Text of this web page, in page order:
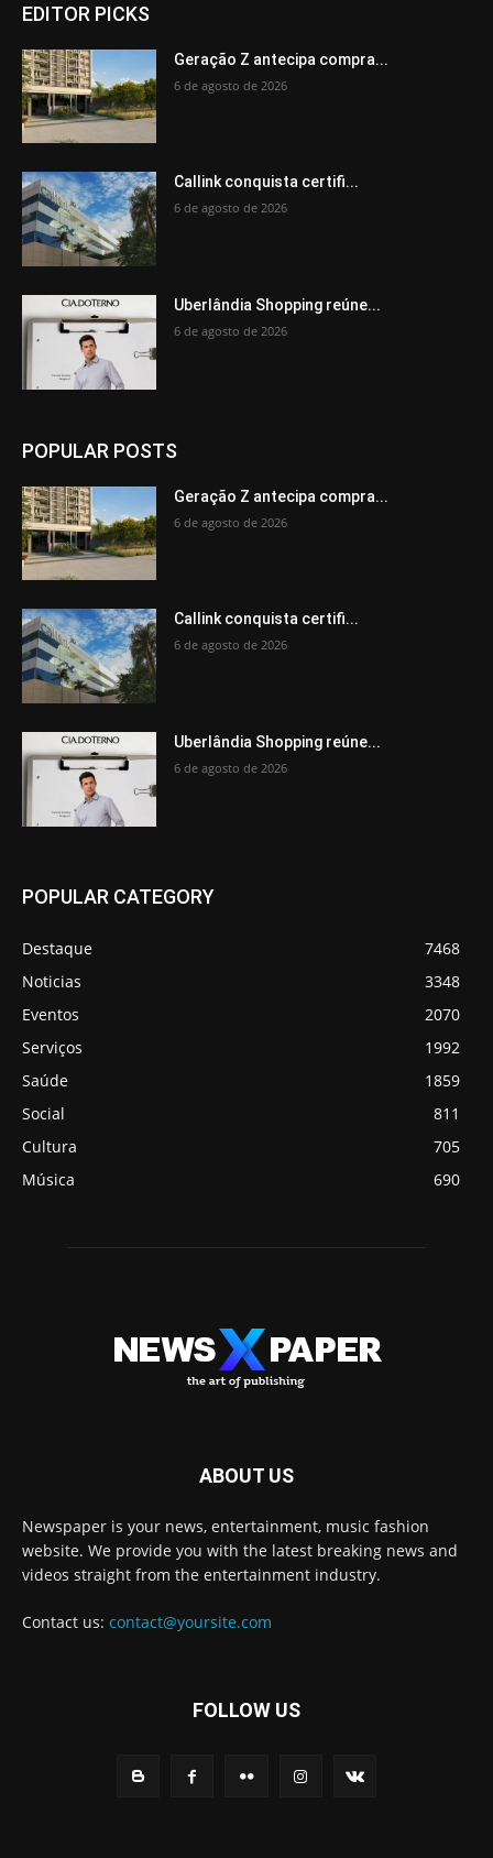
EDITOR PICKS
Geração Z antecipa compra...
6 de agosto de 2026
Callink conquista certifi...
6 de agosto de 2026
Uberlândia Shopping reúne...
6 de agosto de 2026
POPULAR POSTS
Geração Z antecipa compra...
6 de agosto de 2026
Callink conquista certifi...
6 de agosto de 2026
Uberlândia Shopping reúne...
6 de agosto de 2026
POPULAR CATEGORY
Destaque
7468
Noticias
3348
Eventos
2070
Serviços
1992
Saúde
1859
Social
811
Cultura
705
Música
690
ABOUT US
Newspaper is your news, entertainment, music fashion
website. We provide you with the latest breaking news and
videos straight from the entertainment industry.
Contact us: contact@yoursite.com
FOLLOW US